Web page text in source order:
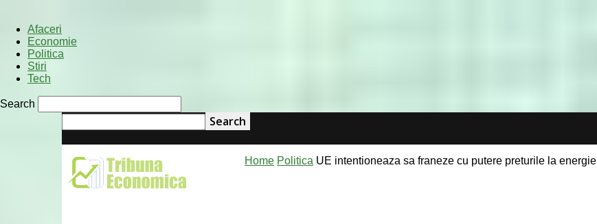
Afaceri
Economie
Politica
Stiri
Tech
Search
Home Politica UE intentioneaza sa franeze cu putere preturile la energie